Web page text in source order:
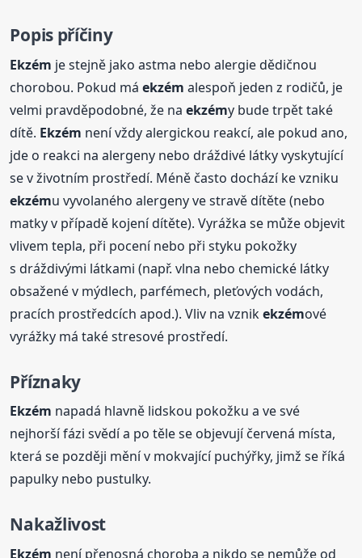
Popis příčiny
Ekzém je stejně jako astma nebo alergie dědičnou
chorobou. Pokud máekzém alespoň jeden z rodičů, je
velmi pravděpodobné, že naekzémy bude trpět také
dítě. Ekzém není vždy alergickou reakcí, ale pokud ano,
jde o reakci na alergeny nebo dráždivé látky vyskytující
se v životním prostředí. Méně často dochází ke vzniku
ekzému vyvolaného alergeny ve stravě dítěte (nebo
matky v případě kojení dítěte). Vyrážka se může objevit
vlivem tepla, při pocení nebo při styku pokožky
s dráždivými látkami (např. vlna nebo chemické látky
obsažené v mýdlech, parfémech, pleťových vodách,
pracích prostředcích apod.). Vliv na vznikekzémové
vyrážky má také stresové prostředí.
Příznaky
Ekzém napadá hlavně lidskou pokožku a ve své
nejhorší fázi svědí a po těle se objevují červená místa,
která se později mění v mokvající puchýřky, jimž se říká
papulky nebo pustulky.
Nakažlivost
Ekzém není přenosná choroba a nikdo se nemůže od